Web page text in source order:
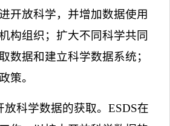
开放科学，并增加数据使用
构组织；扩大不同科学共同
数据和建立科学数据系统；
策。
放科学数据的获取。 ESDS在